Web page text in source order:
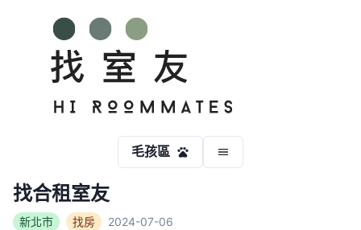
毛孩區
找合租室友
新北市 找房 2024-07-06